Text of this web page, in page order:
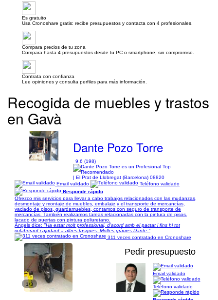
Es gratuito
Usa Cronoshare gratis: recibe presupuestos y contacta con 4 profesionales.
Compara precios de tu zona
Compara hasta 4 presupuestos desde tu PC o smartphone, sin compromiso.
Contrata con confianza
Lee opiniones y consulta perfiles para más información.
Recogida de muebles y trastos
en Gavà
Dante Pozo Torre
9,6 (198)
| El Prat de Llobregat (Barcelona) 08820
Email validado
Teléfono validado
Responde rápido
Ofrezco mis servicios para llevar a cabo trabajos relacionados con las mudanzas,
desmontaje y montaje de muebles, embalaje y el transporte de mercancías,
vaciado de pisos, guardamuebles, contamos con seguro de transporte de
mercancías. También realizamos tareas relacionadas con la pintura de pisos,
lacado de puertas con pintura poliuretano.
Àngels dice: "Ha estat molt professional, d'acord amb el pactat i fins hi tot
colaborant i ajudant a altres tasques. Moltes gràcies Dante."
311 veces contratado en Cronoshare
1/3
Pedir presupuesto
Email validado
Teléfono validado